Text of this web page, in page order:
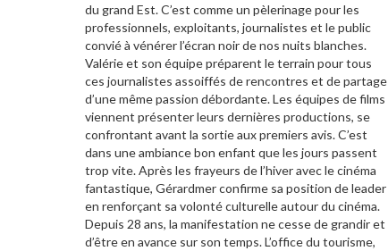
du grand Est. C’est comme un pèlerinage pour les
professionnels, exploitants, journalistes et le public
convié à vénérer l’écran noir de nos nuits blanches.
Valérie et son équipe préparent le terrain pour tous
ces journalistes assoiffés de rencontres et de partage
d’une même passion débordante. Les équipes de films
viennent présenter leurs dernières productions, se
confrontant avant la sortie aux premiers avis. C’est
dans une ambiance bon enfant que les jours passent
trop vite. Après les frayeurs de l’hiver avec le cinéma
fantastique, Gérardmer confirme sa position de leader
en renforçant sa volonté culturelle autour du cinéma.
Depuis 28 ans, la manifestation ne cesse de grandir et
d’être en avance sur son temps. L’office du tourisme,